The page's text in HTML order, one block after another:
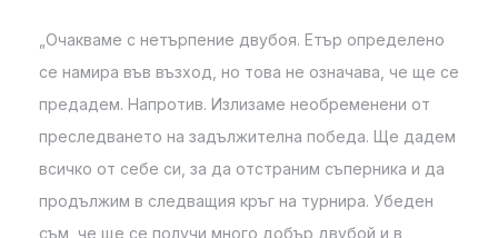
„Очакваме с нетърпение двубоя. Етър определено
се намира във възход, но това не означава, че ще се
предадем. Напротив. Излизаме необременени от
преследването на задължителна победа. Ще дадем
всичко от себе си, за да отстраним съперника и да
продължим в следващия кръг на турнира. Убеден
съм, че ще се получи много добър двубой и в